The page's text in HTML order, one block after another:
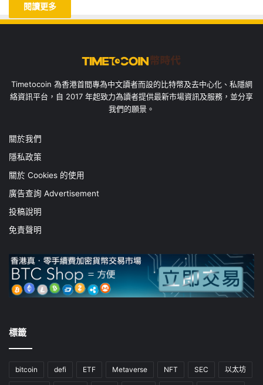
閱讀更多
Timetocoin 為香港首間專為中文讀者而設的比特幣及去中心化、私隱網
絡資訊平台，自 2017 年起致力為讀者提供最新市場資訊及服務，並分享
我們的願景。
關於我們
隱私政策
關於 Cookies 的使用
廣告查詢 Advertisement
投稿說明
免責聲明
標籤
bitcoin defi ETF Metaverse NFT SEC 以太坊